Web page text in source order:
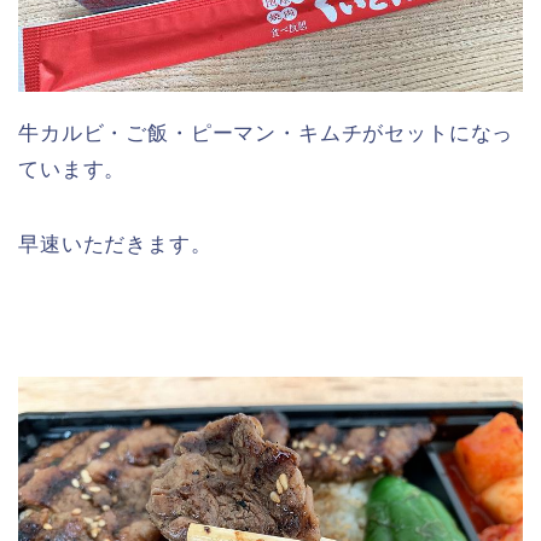
牛カルビ・ご飯・ピーマン・キムチがセットになっ
ています。
早速いただきます。